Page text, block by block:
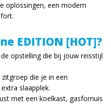
oplossingen, een modern
EDITION [HOT]?
de opstelling die bij jouw reisstijl
die je in een
slaapplek.
met een koelkast, gasfornuis